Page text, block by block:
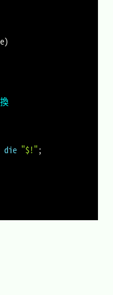
)
die "$!";